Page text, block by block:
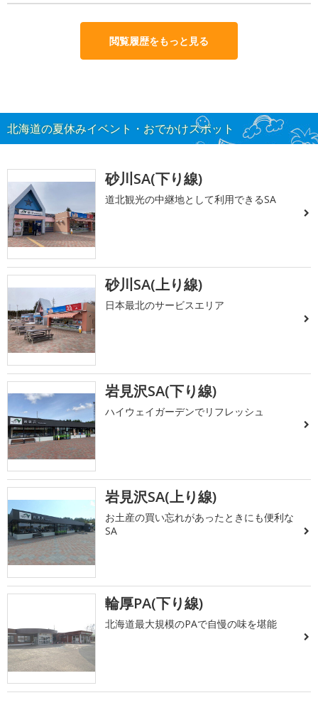
閲覧履歴をもっと見る
北海道の夏休みイベント・おでかけスポット
砂川SA(下り線)
道北観光の中継地として利用できるSA
砂川SA(上り線)
日本最北のサービスエリア
岩見沢SA(下り線)
ハイウェイガーデンでリフレッシュ
岩見沢SA(上り線)
お土産の買い忘れがあったときにも便利な
SA
輪厚PA(下り線)
北海道最大規模のPAで自慢の味を堪能